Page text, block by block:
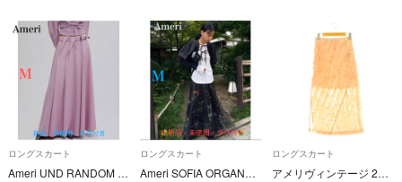
ロングスカート
Ameri UND RANDOM TUCK FLARE SKIRT
ロングスカート
Ameri SOFIA ORGANZA LAYERED SKIRT
ロングスカート
アメリヴィンテージ 25SS MIX PINK SHAGGY SKIRT